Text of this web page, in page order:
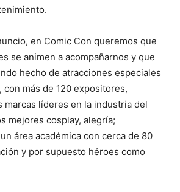
en Comic Con queremos que
se animen a acompañarnos y que
hecho de atracciones especiales
con más de 120 expositores,
marcas líderes en la industria del
mejores cosplay, alegría;
área académica con cerca de 80
y por supuesto héroes como